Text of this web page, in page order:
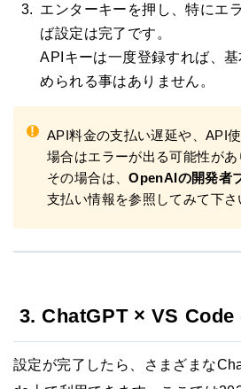
エンターキーを押し、特にエ
ば設定は完了です。
APIキーは一度登録すれば、
められる事はありません。
!
API料金の支払い遅延や、API
場合はエラーが出る可能性があ
その場合は、OpenAIの開発者
支払い情報を参照してみて下さ
3. ChatGPT × VS Code
設定が完了したら、さまざまな